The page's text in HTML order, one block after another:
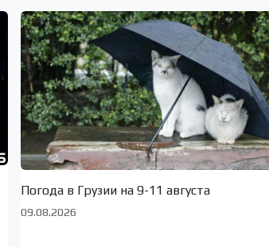
Погода в Грузии на 9-11 августа
09.08.2026